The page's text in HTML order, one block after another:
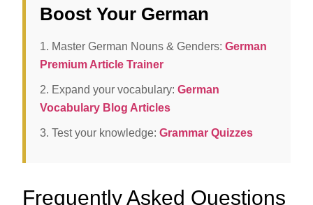
Boost Your German
1. Master German Nouns & Genders:German
Premium Article Trainer
2. Expand your vocabulary:German
Vocabulary Blog Articles
3. Test your knowledge:Grammar Quizzes
Frequently Asked Questions